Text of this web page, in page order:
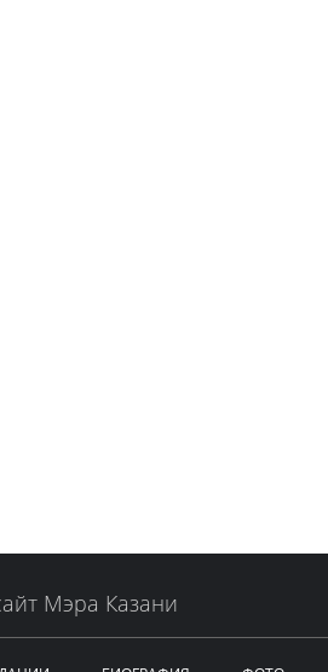
Мэра Казани